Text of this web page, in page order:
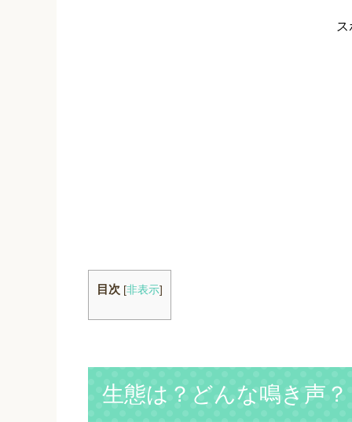
目次 [非表示]
生態は？どんな鳴き声？